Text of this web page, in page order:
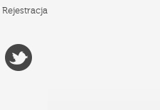
Rejestracja